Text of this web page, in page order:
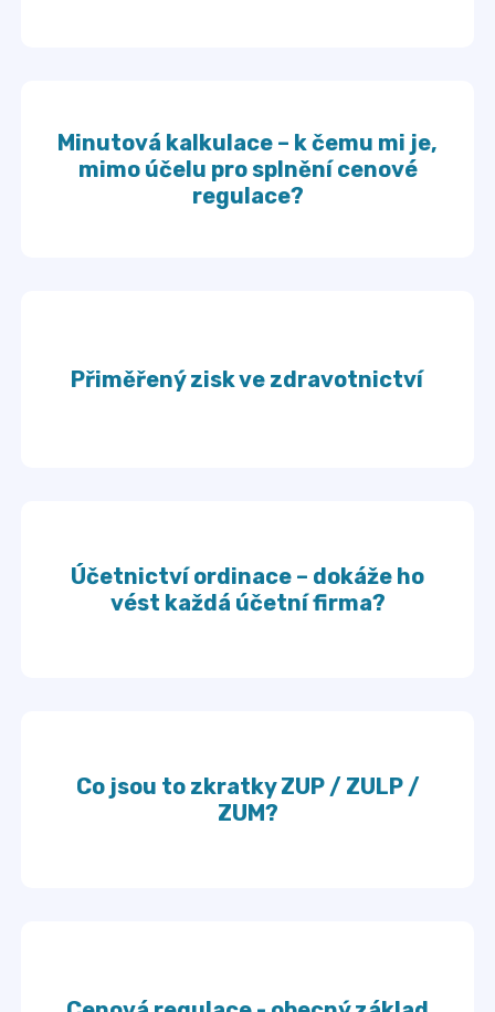
Minutová kalkulace – k čemu mi je,
mimo účelu pro splnění cenové
regulace?
Přiměřený zisk ve zdravotnictví
Účetnictví ordinace – dokáže ho
vést každá účetní firma?
Co jsou to zkratky ZUP / ZULP /
ZUM?